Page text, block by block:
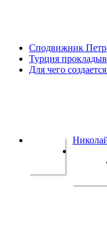
Сподвижник
Турция
Для чего